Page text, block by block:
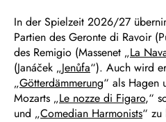
In der Spielzeit 2026/27
Partien des Geronte di Ravoir
des Remigio (Massenet „La
(Janáček „Jenůfa“). Auch wird
„Götterdämmerung“ als Hagen
Mozarts „Le nozze di Figaro,“
und „Comedian Harmonists“ zu